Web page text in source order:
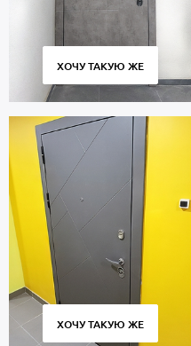
ХОЧУ ТАКУЮ ЖЕ
ХОЧУ ТАКУЮ ЖЕ